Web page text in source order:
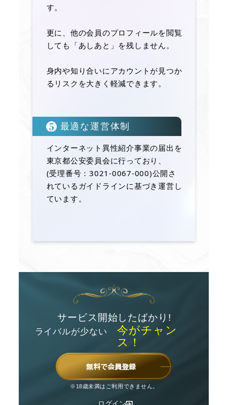
す。
更に、他の会員のプロフィールを閲覧
しても「あしあと」を残しません。
身内や知り合いにアカウントが見つか
るリスクを大きく軽減できます。
インターネット異性紹介事業の届出を
東京都公安委員会に行っており、
(受理番号：3021-0067-000)公開さ
れているガイドラインに基づき運営し
ています。
最適な運営体制
サービス開始したばかり!
ライバルが少ない
今がチャン
ス！
無料で会員登録
※18歳未満はご利用できません。